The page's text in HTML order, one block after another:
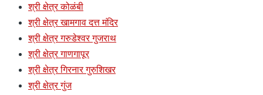
श्री क्षेत्र कोळंबी
श्री क्षेत्र खामगाव दत्त मंदिर
श्री क्षेत्र गरुडेश्वर गुजराथ
श्री क्षेत्र गाणगापूर
श्री क्षेत्र गिरनार गुरुशिखर
श्री क्षेत्र गुंज